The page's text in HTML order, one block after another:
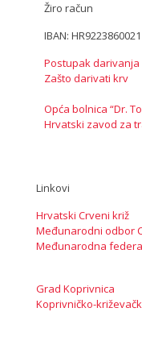
Žiro račun
IBAN:
Postupak darivanja
Zašto darivati krv
Opća bolnica “Dr.
Hrvatski zavod za
Linkovi
Hrvatski Crveni križ
Međunarodni odbor
Međunarodna
Grad Koprivnica
Koprivničko-